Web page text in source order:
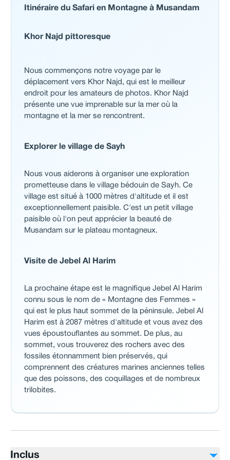
Itinéraire du Safari en Montagne à Musandam
Khor Najd pittoresque
Nous commençons notre voyage par le
déplacement vers Khor Najd, qui est le meilleur
endroit pour les amateurs de photos. Khor Najd
présente une vue imprenable sur la mer où la
montagne et la mer se rencontrent.
Explorer le village de Sayh
Nous vous aiderons à organiser une exploration
prometteuse dans le village bédouin de Sayh. Ce
village est situé à 1000 mètres d'altitude et il est
exceptionnellement paisible. C'est un petit village
paisible où l'on peut apprécier la beauté de
Musandam sur le plateau montagneux.
Visite de Jebel Al Harim
La prochaine étape est le magnifique Jebel Al Harim
connu sous le nom de « Montagne des Femmes »
qui est le plus haut sommet de la péninsule. Jebel Al
Harim est à 2087 mètres d'altitude et vous avez des
vues époustouflantes au sommet. De plus, au
sommet, vous trouverez des rochers avec des
fossiles étonnamment bien préservés, qui
comprennent des créatures marines anciennes telles
que des poissons, des coquillages et de nombreux
trilobites.
Inclus